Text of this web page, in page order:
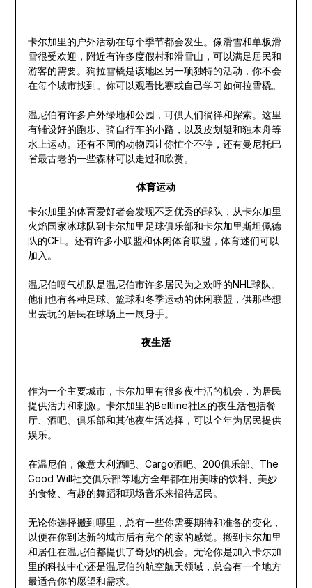
卡尔加里的户外活动在每个季节都会发生。像滑雪和单板滑
雪很受欢迎，附近有许多度假村和滑雪山，可以满足居民和
游客的需要。狗拉雪橇是该地区另一项独特的活动，你不会
在每个城市找到。你可以观看比赛或自己学习如何拉雪橇。
温尼伯有许多户外绿地和公园，可供人们徜徉和探索。这里
有铺设好的跑步、骑自行车的小路，以及皮划艇和独木舟等
水上运动。还有不同的动物园让你忙个不停，还有曼尼托巴
省最古老的一些森林可以走过和欣赏。
体育运动
卡尔加里的体育爱好者会发现不乏优秀的球队，从卡尔加里
火焰国家冰球队到卡尔加里足球俱乐部和卡尔加里斯坦佩德
队的CFL。还有许多小联盟和休闲体育联盟，体育迷们可以
加入。
温尼伯喷气机队是温尼伯市许多居民为之欢呼的NHL球队。
他们也有各种足球、篮球和冬季运动的休闲联盟，供那些想
出去玩的居民在球场上一展身手。
夜生活
作为一个主要城市，卡尔加里有很多夜生活的机会，为居民
提供活力和刺激。卡尔加里的Beltline社区的夜生活包括餐
厅、酒吧、俱乐部和其他夜生活选择，可以全年为居民提供
娱乐。
在温尼伯，像意大利酒吧、Cargo酒吧、200俱乐部、The
Good Will社交俱乐部等地方全年都在用美味的饮料、美妙
的食物、有趣的舞蹈和现场音乐来招待居民。
无论你选择搬到哪里，总有一些你需要期待和准备的变化，
以便在你到达新的城市后有完全的家的感觉。搬到卡尔加里
和居住在温尼伯都提供了奇妙的机会。无论你是加入卡尔加
里的科技中心还是温尼伯的航空航天领域，总会有一个地方
最适合你的愿望和需求。